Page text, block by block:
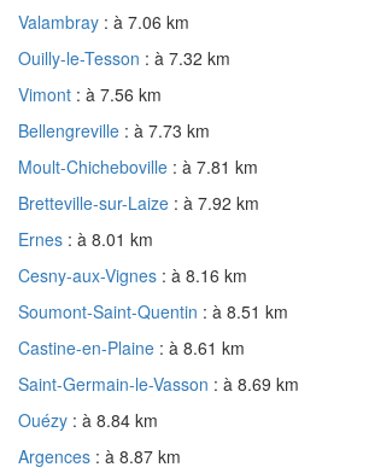
Valambray : à 7.06 km
Ouilly-le-Tesson : à 7.32 km
Vimont : à 7.56 km
Bellengreville : à 7.73 km
Moult-Chicheboville : à 7.81 km
Bretteville-sur-Laize : à 7.92 km
Ernes : à 8.01 km
Cesny-aux-Vignes : à 8.16 km
Soumont-Saint-Quentin : à 8.51 km
Castine-en-Plaine : à 8.61 km
Saint-Germain-le-Vasson : à 8.69 km
Ouézy : à 8.84 km
Argences : à 8.87 km